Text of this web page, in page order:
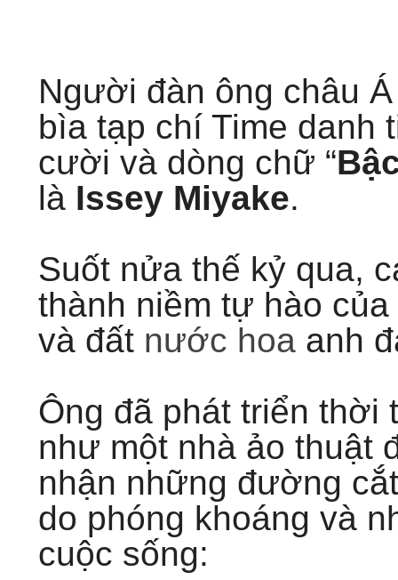
Người đàn ông châu
bìa tạp chí Time danh
cười và dòng chữ “
là Issey Miyake.
Suốt nửa thế kỷ qua,
thành niềm tự hào
và đất nước hoa anh
Ông đã phát triển thời
như một nhà ảo thuật
nhận những đường
do phóng khoáng và
cuộc sống: